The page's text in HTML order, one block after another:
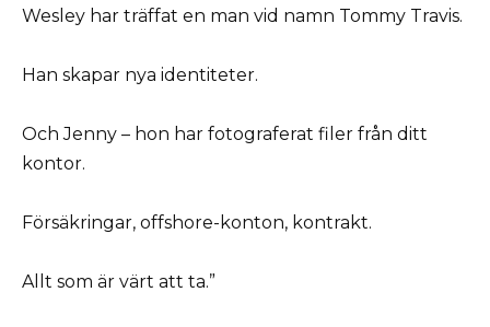
Wesley har träffat en man vid namn Tommy Travis.
Han skapar nya identiteter.
Och Jenny – hon har fotograferat filer från ditt
kontor.
Försäkringar, offshore-konton, kontrakt.
Allt som är värt att ta.”